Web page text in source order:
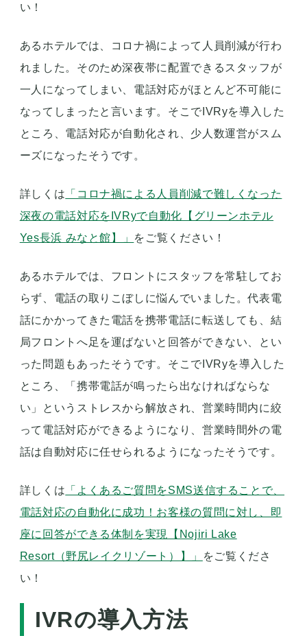
い！
あるホテルでは、コロナ禍によって人員削減が行わ
れました。そのため深夜帯に配置できるスタッフが
一人になってしまい、電話対応がほとんど不可能に
なってしまったと言います。そこでIVRyを導入した
ところ、電話対応が自動化され、少人数運営がスム
ーズになったそうです。
詳しくは 「コロナ禍による人員削減で難しくなった
深夜の電話対応をIVRyで自動化【グリーンホテル
Yes長浜 みなと館】」 をご覧ください！
あるホテルでは、フロントにスタッフを常駐してお
らず、電話の取りこぼしに悩んでいました。代表電
話にかかってきた電話を携帯電話に転送しても、結
局フロントへ足を運ばないと回答ができない、とい
った問題もあったそうです。そこでIVRyを導入した
ところ、「携帯電話が鳴ったら出なければならな
い」というストレスから解放され、営業時間内に絞
って電話対応ができるようになり、営業時間外の電
話は自動対応に任せられるようになったそうです。
詳しくは 「よくあるご質問をSMS送信することで、
電話対応の自動化に成功！お客様の質問に対し、即
座に回答ができる体制を実現【Nojiri Lake
Resort（野尻レイクリゾート）】」
をご覧くださ
い！
IVRの導入方法